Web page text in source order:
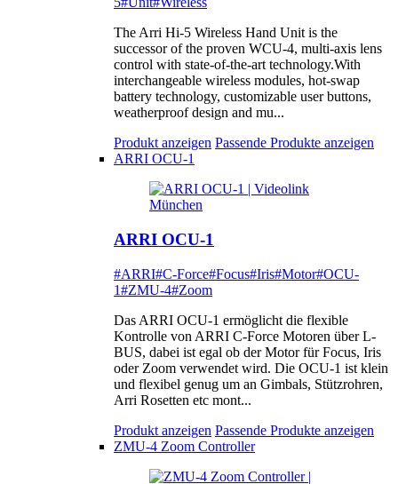
The Arri Hi-5 Wireless Hand Unit is the
successor of the proven WCU-4, multi-axis lens
control with state-of-the-art technology.With
interchangeable wireless modules, hot-swap
battery technology, customizable user buttons,
weatherproof design and mu...
Produkt anzeigen Passende Produkte anzeigen
ARRI OCU-1
ARRI OCU-1
#ARRI#C-Force#Focus#Iris#Motor#OCU-
1#ZMU-4#Zoom
Das ARRI OCU-1 ermöglicht die flexible
Kontrolle von ARRI C-Force Motoren über L-
BUS, dabei ist egal ob der Motor für Focus, Iris
oder Zoom verwendet wird. Die OCU-1 ist klein
und flexibel genug um an Gimbals, Stützrohren,
Arri Rosetten etc mont...
Produkt anzeigen Passende Produkte anzeigen
ZMU-4 Zoom Controller